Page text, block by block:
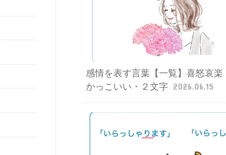
感情を表す言葉【一覧】喜怒哀楽
かっこいい・２文字 2026.06.15